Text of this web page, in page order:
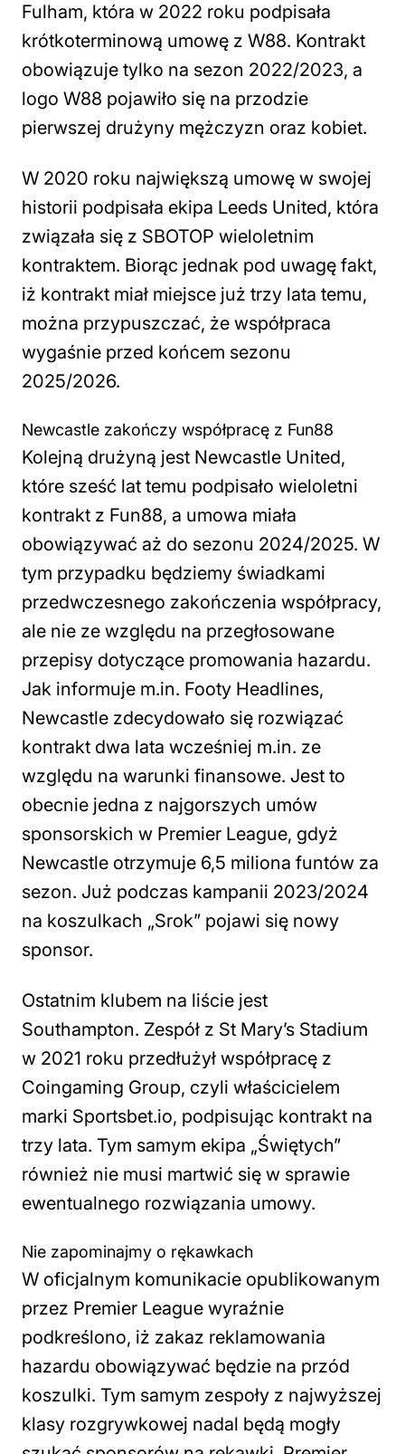
Fulham, która w 2022 roku podpisała
krótkoterminową umowę z W88. Kontrakt
obowiązuje tylko na sezon 2022/2023, a
logo W88 pojawiło się na przodzie
pierwszej drużyny mężczyzn oraz kobiet.
W 2020 roku największą umowę w swojej
historii podpisała ekipa Leeds United, która
związała się z SBOTOP wieloletnim
kontraktem. Biorąc jednak pod uwagę fakt,
iż kontrakt miał miejsce już trzy lata temu,
można przypuszczać, że współpraca
wygaśnie przed końcem sezonu
2025/2026.
Newcastle zakończy współpracę z Fun88
Kolejną drużyną jest Newcastle United,
które sześć lat temu podpisało wieloletni
kontrakt z Fun88, a umowa miała
obowiązywać aż do sezonu 2024/2025. W
tym przypadku będziemy świadkami
przedwczesnego zakończenia współpracy,
ale nie ze względu na przegłosowane
przepisy dotyczące promowania hazardu.
Jak informuje m.in. Footy Headlines,
Newcastle zdecydowało się rozwiązać
kontrakt dwa lata wcześniej m.in. ze
względu na warunki finansowe. Jest to
obecnie jedna z najgorszych umów
sponsorskich w Premier League, gdyż
Newcastle otrzymuje 6,5 miliona funtów za
sezon. Już podczas kampanii 2023/2024
na koszulkach „Srok” pojawi się nowy
sponsor.
Ostatnim klubem na liście jest
Southampton. Zespół z St Mary’s Stadium
w 2021 roku przedłużył współpracę z
Coingaming Group, czyli właścicielem
marki Sportsbet.io, podpisując kontrakt na
trzy lata. Tym samym ekipa „Świętych”
również nie musi martwić się w sprawie
ewentualnego rozwiązania umowy.
Nie zapominajmy o rękawkach
W oficjalnym komunikacie opublikowanym
przez Premier League wyraźnie
podkreślono, iż zakaz reklamowania
hazardu obowiązywać będzie na przód
koszulki. Tym samym zespoły z najwyższej
klasy rozgrywkowej nadal będą mogły